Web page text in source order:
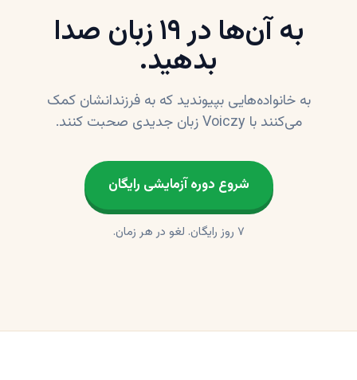
به آن‌ها در ۱۹ زبان صدا
بدهید.
به خانواده‌هایی بپیوندید که به فرزندانشان کمک
می‌کنند با Voiczy زبان جدیدی صحبت کنند.
شروع دوره آزمایشی رایگان
۷ روز رایگان. لغو در هر زمان.